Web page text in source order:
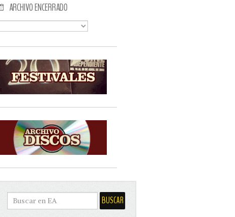
ARCHIVO ENCERRADO